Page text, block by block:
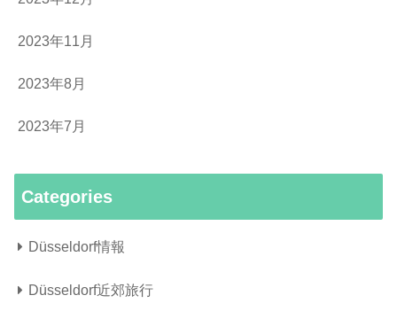
2023年11月
2023年8月
2023年7月
Categories
Düsseldorf情報
Düsseldorf近郊旅行